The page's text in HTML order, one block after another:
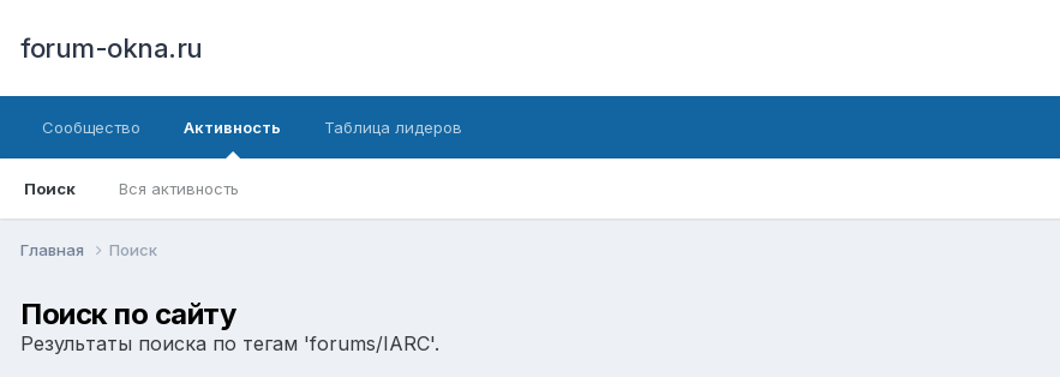
forum-okna.ru
Сообщество Активность
Поиск Вся активность
Таблица лидеров
Главная Поиск
Поиск по сайту
Результаты поиска по тегам 'forums/IARC'.